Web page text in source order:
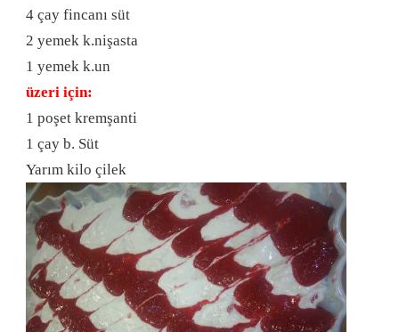
4 çay fincanı süt
2 yemek k.nişasta
1 yemek k.un
üzeri için:
1 poşet kremşanti
1 çay b. Süt
Yarım kilo çilek